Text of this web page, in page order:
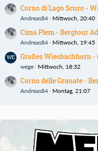
Corno di Lago Scuro -
Andreas84 Mittwoch, 20:40
Cima Plem - Bergtour
Andreas84 Mittwoch, 19:45
Großes Wiesbachhorn
wege Mittwoch, 18:32
Corno delle Granate -
Andreas84 Montag, 21:07